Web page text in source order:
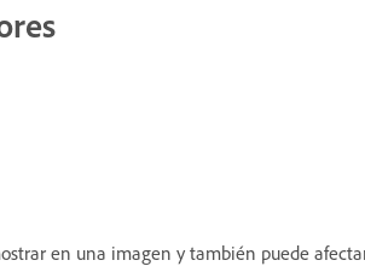
en una imagen y también puede